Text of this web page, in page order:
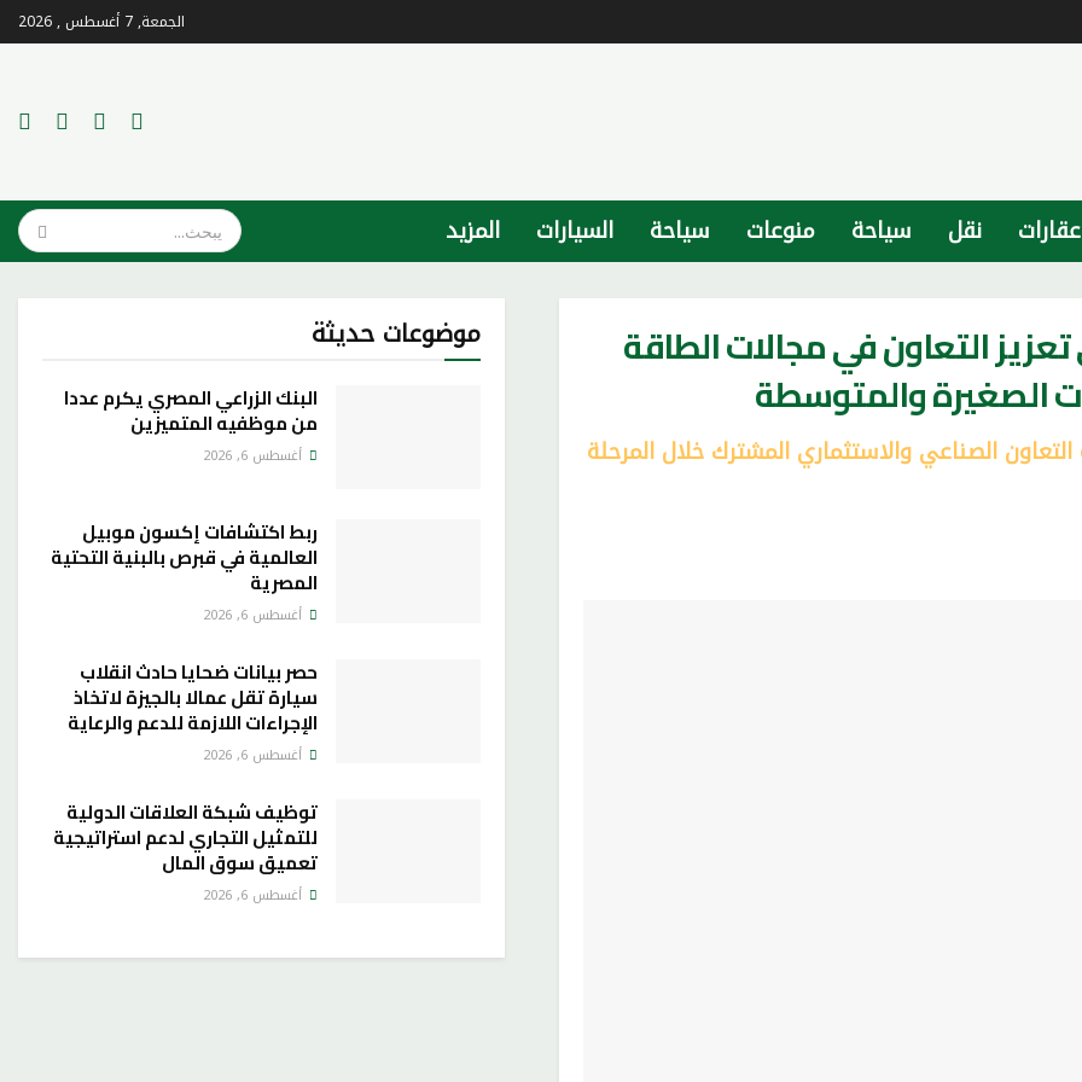
الجمعة, 7 أغسطس , 2026
عقارات نقل سياحة منوعات سياحة السيارات المزيد
التعاون في مجالات الطاقة
الصغيرة والمتوسطة
الصناعي والاستثماري المشترك خلال المرحلة
موضوعات حديثة
البنك الزراعي المصري يكرم عددا
من موظفيه المتميزين
أغسطس 6, 2026
ربط اكتشافات إكسون موبيل
العالمية في قبرص بالبنية التحتية
المصرية
أغسطس 6, 2026
حصر بيانات ضحايا حادث انقلاب
سيارة تقل عمالا بالجيزة لاتخاذ
الإجراءات اللازمة للدعم والرعاية
أغسطس 6, 2026
توظيف شبكة العلاقات الدولية
للتمثيل التجاري لدعم استراتيجية
تعميق سوق المال
أغسطس 6, 2026